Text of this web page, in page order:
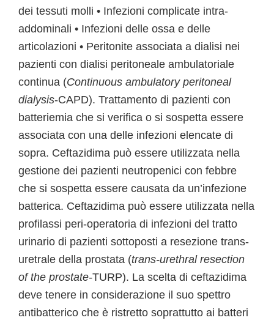
dei tessuti molli • Infezioni complicate intra-
addominali • Infezioni delle ossa e delle
articolazioni • Peritonite associata a dialisi nei
pazienti con dialisi peritoneale ambulatoriale
continua (Continuous ambulatory peritoneal
dialysis-CAPD). Trattamento di pazienti con
batteriemia che si verifica o si sospetta essere
associata con una delle infezioni elencate di
sopra. Ceftazidima può essere utilizzata nella
gestione dei pazienti neutropenici con febbre
che si sospetta essere causata da un’infezione
batterica. Ceftazidima può essere utilizzata nella
profilassi peri-operatoria di infezioni del tratto
urinario di pazienti sottoposti a resezione trans-
uretrale della prostata (trans-urethral resection
of the prostate-TURP). La scelta di ceftazidima
deve tenere in considerazione il suo spettro
antibatterico che è ristretto soprattutto ai batteri